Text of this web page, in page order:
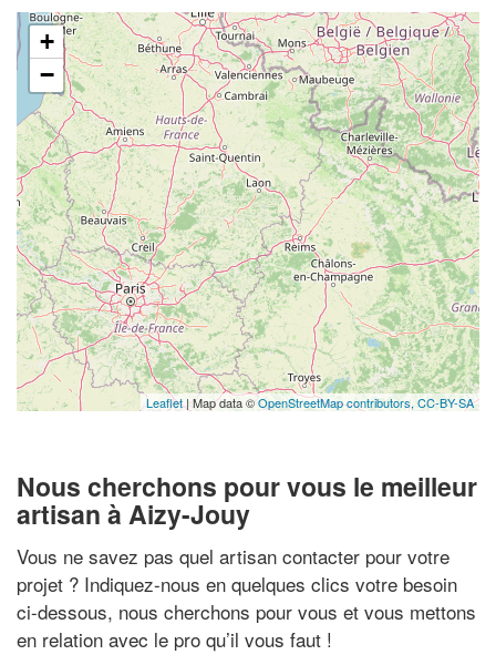
+
−
Leaflet| Map data ©OpenStreetMap contributors, CC-BY-SA
Nous cherchons pour vous le meilleur
artisan à Aizy-Jouy
Vous ne savez pas quel artisan contacter pour votre
projet ? Indiquez-nous en quelques clics votre besoin
ci-dessous, nous cherchons pour vous et vous mettons
en relation avec le pro qu’il vous faut !